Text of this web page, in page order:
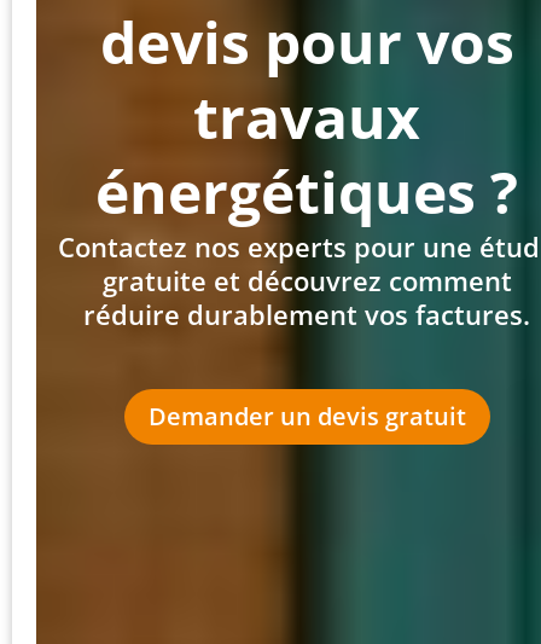
devis pour vos
travaux
énergétiques ?
Contactez nos experts pour une
gratuite et découvrez comment
réduire durablement vos factures.
Demander un devis gratuit